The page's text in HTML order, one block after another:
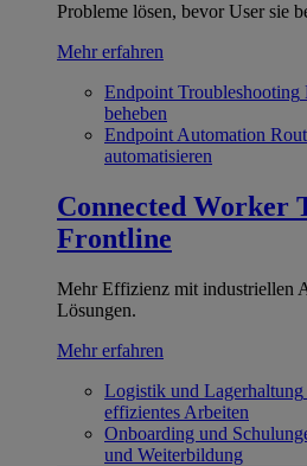
Probleme lösen, bevor User sie
Mehr erfahren
Endpoint Troubleshooting
beheben
Endpoint Automation
automatisieren
Connected Worker
Frontline
Mehr Effizienz mit industriellen
Lösungen.
Mehr erfahren
Logistik und Lagerhaltung
effizientes Arbeiten
Onboarding und
und Weiterbildung